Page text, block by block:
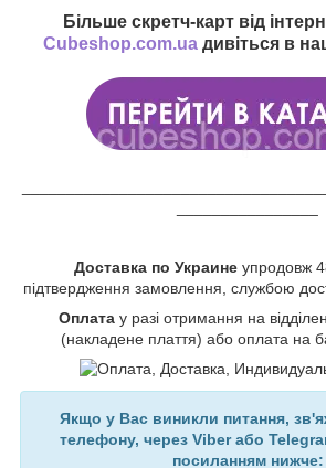
Більше скретч-карт від
Cubeshop.com.ua дивіться в
Доставка по Украине упродовж
підтвердження замовлення, службою
Оплата у разі отримання на
(накладене плаття) або оплата на
Якщо у Вас виникли питання,
телефону, через Viber або
посиланням нижче: